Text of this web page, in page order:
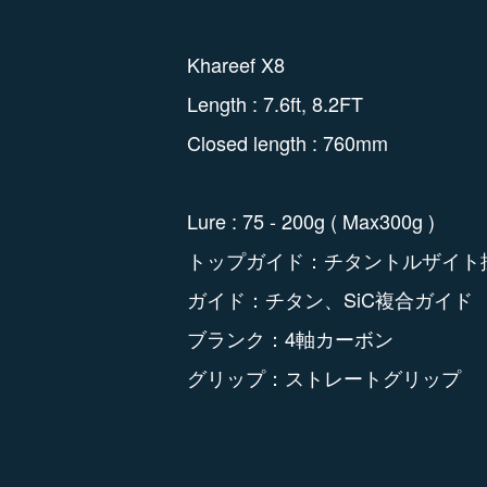
Khareef X8
Length : 7.6ft, 8.2FT
Closed length : 760mm
Lure : 75 - 200g ( Max300g )
トップガイド：チタントルザイト
ガイド：チタン、SiC複合ガイ
ブランク：4軸カーボン
グリップ：ストレートグリップ